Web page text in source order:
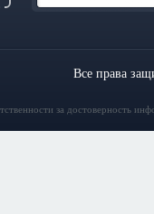
Все права
за достоверность